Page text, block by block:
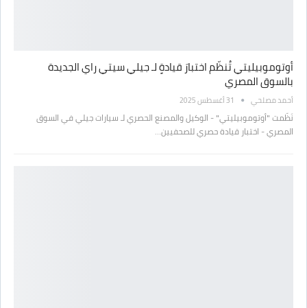
أوتوموبيليتي تُنظّم اختبارَ قيادةٍ لـ جيلي سيتي راي الجديدة
بالسوق المصري
أحمد مصلحي 31 أغسطس 2025
نَظّمت "أوتوموبيليتي" - الوكيل والمصنع الحصري لـ سيارات جيلي في السوق
المصري - اختبار قيادة حصري للصحفيين…